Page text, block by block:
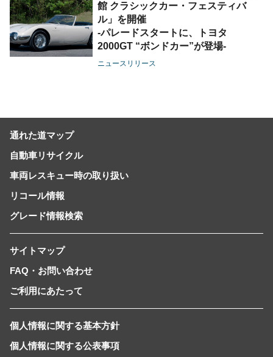
館 クラシックカー・フェスティバ
ル」を開催
-パレードスタートに、トヨタ
2000GT “ボンドカー”が登場-
ニュースリリース
通れた道マップ
自動車リサイクル
車両レスキュー時の取り扱い
リコール情報
グレード情報検索
サイトマップ
FAQ・お問い合わせ
ご利用にあたって
個人情報に関する基本方針
個人情報に関する公表事項